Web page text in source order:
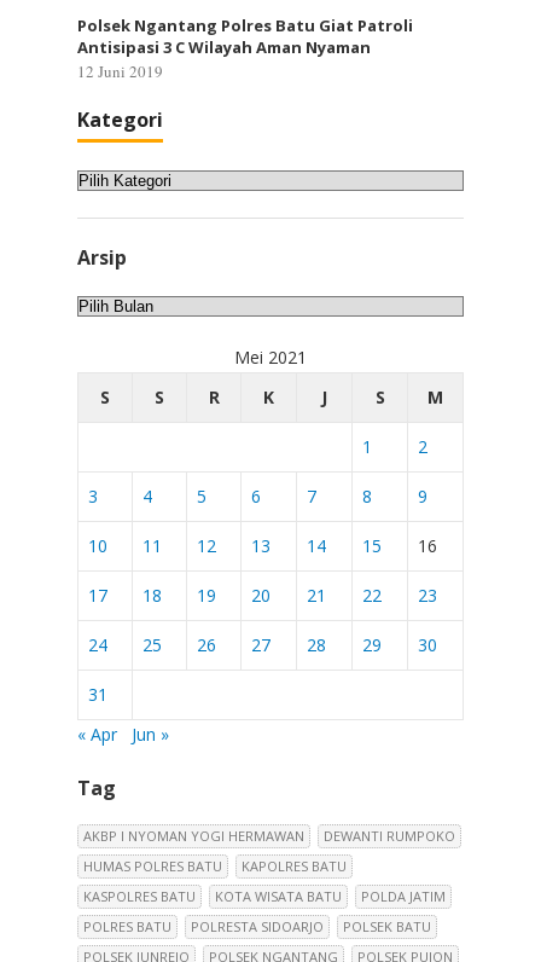
Polsek Ngantang Polres Batu Giat Patroli
Antisipasi 3 C Wilayah Aman Nyaman
12 Juni 2019
Kategori
Kategori
Arsip
Arsip
Mei 2021
S
S R K J S M
1 2
3 4 5 6 7 8 9
10 11 12 13 14 15 16
17 18 19 20 21 22 23
24 25 26 27 28 29 30
31
« Apr
Jun »
Tag
AKBP I NYOMAN YOGI HERMAWAN
DEWANTI RUMPOKO
HUMAS POLRES BATU
KAPOLRES BATU
KASPOLRES BATU
KOTA WISATA BATU
POLDA JATIM
POLRES BATU
POLRESTA SIDOARJO
POLSEK BATU
POLSEK JUNREJO
POLSEK NGANTANG POLSEK PUJON